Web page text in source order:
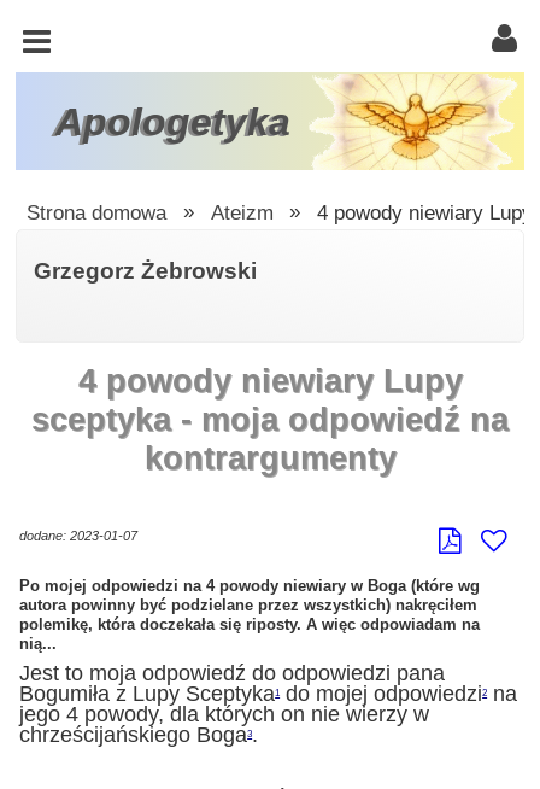
Apologetyka
KOŚCIÓŁ
KATOLICKI
TRÓJCA
ŚWIĘTA
OBRONIE
WIARY
Strona domowa » Ateizm » 4 powody niewiary
Grzegorz Żebrowski
4 powody niewiary Lupy
sceptyka - moja odpowiedź na
kontrargumenty
dodane: 2023-01-07
Po mojej odpowiedzi na 4 powody niewiary w Boga (które wg
autora powinny być podzielane przez wszystkich) nakręciłem
polemikę, która doczekała się riposty. A więc odpowiadam na
nią...
Jest to moja odpowiedź do odpowiedzi pana
Bogumiła z Lupy Sceptyka1do mojej odpowiedzi2na
jego 4 powody, dla których on nie wierzy w
chrześcijańskiego Boga3.